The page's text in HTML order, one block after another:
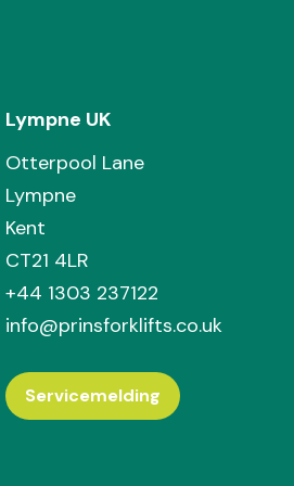
Lympne UK
Otterpool Lane
Lympne
Kent
CT21 4LR
+44 1303 237122
info@prinsforklifts.co.uk
Servicemelding